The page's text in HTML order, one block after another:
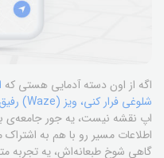
اگه از اون دسته آدمایی هستی که
شلوغی فرار کنی، ویز (Waze) رفیق شفیقت می‌شه
اپ نقشه نیست، یه جور جامعه‌ی
اطلاعات مسیر رو با هم به
گاهی شوخ طبعانه‌اش، یه تجربه